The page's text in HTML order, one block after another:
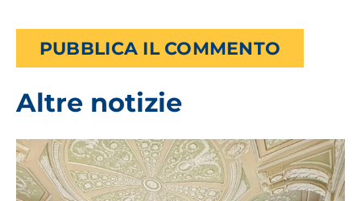
Altre notizie